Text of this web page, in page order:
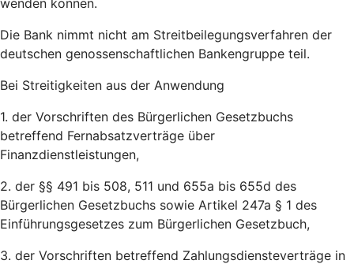
wenden können.
Die Bank nimmt nicht am Streitbeilegungsverfahren der
deutschen genossenschaftlichen Bankengruppe teil.
Bei Streitigkeiten aus der Anwendung
1. der Vorschriften des Bürgerlichen Gesetzbuchs
betreffend Fernabsatzverträge über
Finanzdienstleistungen,
2. der §§ 491 bis 508, 511 und 655a bis 655d des
Bürgerlichen Gesetzbuchs sowie Artikel 247a § 1 des
Einführungsgesetzes zum Bürgerlichen Gesetzbuch,
3. der Vorschriften betreffend Zahlungsdiensteverträge in